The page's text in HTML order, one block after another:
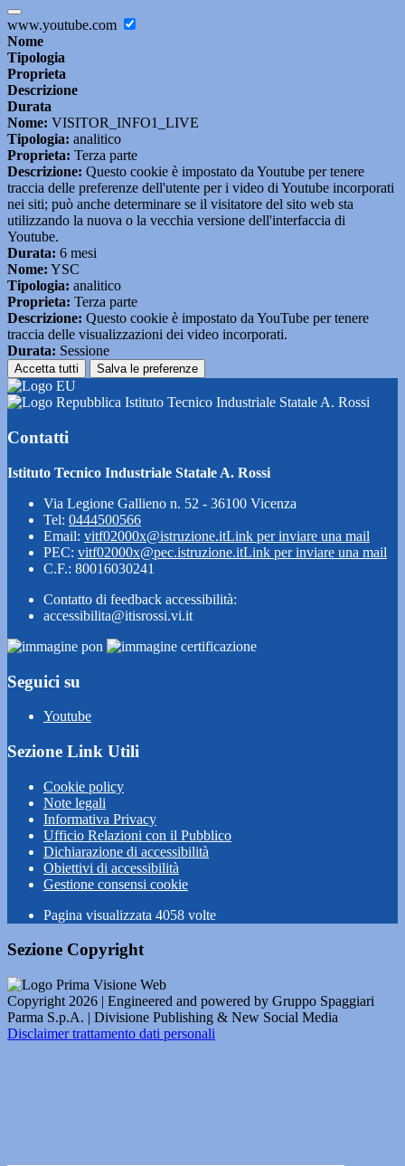
www.youtube.com
Nome
Tipologia
Proprieta
Descrizione
Durata
Nome: VISITOR_INFO1_LIVE
Tipologia: analitico
Proprieta: Terza parte
Descrizione: Questo cookie è impostato da Youtube per tenere
traccia delle preferenze dell'utente per i video di Youtube incorporati
nei siti; può anche determinare se il visitatore del sito web sta
utilizzando la nuova o la vecchia versione dell'interfaccia di
Youtube.
Durata: 6 mesi
Nome: YSC
Tipologia: analitico
Proprieta: Terza parte
Descrizione: Questo cookie è impostato da YouTube per tenere
traccia delle visualizzazioni dei video incorporati.
Durata: Sessione
Accetta tutti Salva le preferenze
Istituto Tecnico Industriale Statale A. Rossi
Contatti
Istituto Tecnico Industriale Statale A. Rossi
Via Legione Gallieno n. 52 - 36100 Vicenza
Tel: 0444500566
Email: vitf02000x@istruzione.itLink per inviare una mail
PEC: vitf02000x@pec.istruzione.itLink per inviare una mail
C.F.: 80016030241
Contatto di feedback accessibilità:
accessibilita@itisrossi.vi.it
Seguici su
Youtube
Sezione Link Utili
Cookie policy
Note legali
Informativa Privacy
Ufficio Relazioni con il Pubblico
Dichiarazione di accessibilità
Obiettivi di accessibilità
Gestione consensi cookie
Pagina visualizzata 4058 volte
Sezione Copyright
Copyright 2026 | Engineered and powered by Gruppo Spaggiari
Parma S.p.A. | Divisione Publishing & New Social Media
Disclaimer trattamento dati personali